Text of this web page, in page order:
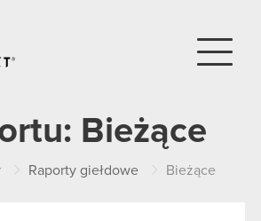
Bieżące
Raporty giełdowe Bieżące